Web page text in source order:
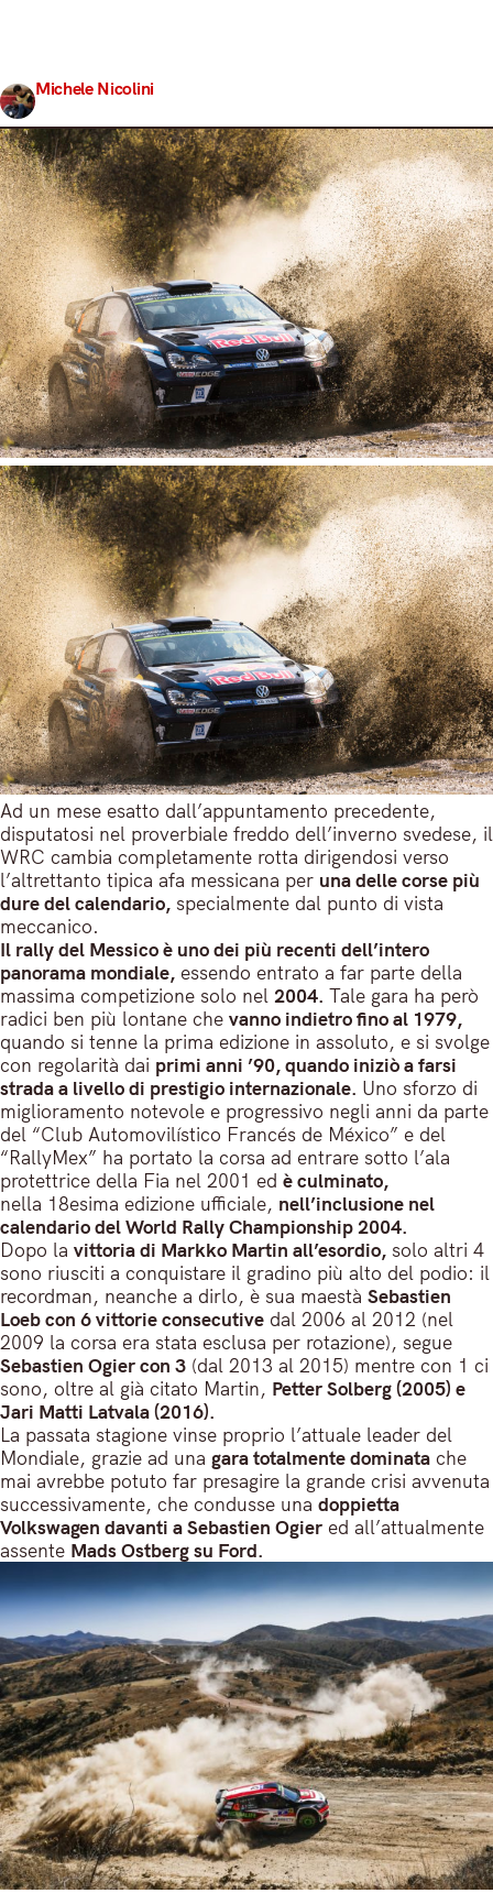
Michele Nicolini
Ad un mese esatto dall’appuntamento precedente,
disputatosi nel proverbiale freddo dell’inverno svedese, il
WRC cambia completamente rotta dirigendosi verso
l’altrettanto tipica afa messicana per una delle corse più
dure del calendario, specialmente dal punto di vista
meccanico.
Il rally del Messico è uno dei più recenti dell’intero
panorama mondiale, essendo entrato a far parte della
massima competizione solo nel 2004. Tale gara ha però
radici ben più lontane che vanno indietro fino al 1979,
quando si tenne la prima edizione in assoluto, e si svolge
con regolarità dai primi anni ’90, quando iniziò a farsi
strada a livello di prestigio internazionale. Uno sforzo di
miglioramento notevole e progressivo negli anni da parte
del “Club Automovilístico Francés de México” e del
“RallyMex” ha portato la corsa ad entrare sotto l’ala
protettrice della Fia nel 2001 ed è culminato,
nella 18esima edizione ufficiale, nell’inclusione nel
calendario del World Rally Championship 2004.
Dopo la vittoria di Markko Martin all’esordio, solo altri 4
sono riusciti a conquistare il gradino più alto del podio: il
recordman, neanche a dirlo, è sua maestà Sebastien
Loeb con 6 vittorie consecutive dal 2006 al 2012 (nel
2009 la corsa era stata esclusa per rotazione), segue
Sebastien Ogier con 3 (dal 2013 al 2015) mentre con 1 ci
sono, oltre al già citato Martin, Petter Solberg (2005) e
Jari Matti Latvala (2016).
La passata stagione vinse proprio l’attuale leader del
Mondiale, grazie ad una gara totalmente dominata che
mai avrebbe potuto far presagire la grande crisi avvenuta
successivamente, che condusse una doppietta
Volkswagen davanti a Sebastien Ogier ed all’attualmente
assente Mads Ostberg su Ford.